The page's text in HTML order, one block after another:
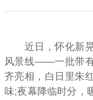
近日，怀化新晃
风景线——一批带
齐亮相，白日里朱
味;夜幕降临时分，